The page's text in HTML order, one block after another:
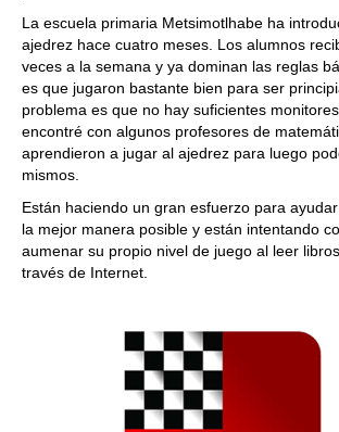
La escuela primaria Metsimotlhabe ha
ajedrez hace cuatro meses. Los alumnos
veces a la semana y ya dominan las reglas
es que jugaron bastante bien para ser
problema es que no hay suficientes
encontré con algunos profesores de
aprendieron a jugar al ajedrez para luego
mismos.
Están haciendo un gran esfuerzo para
la mejor manera posible y están intentando
aumenar su propio nivel de juego al leer
través de Internet.